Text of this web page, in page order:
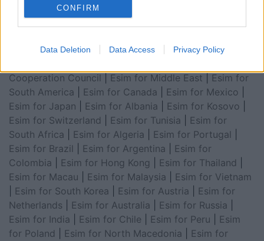
CONFIRM
Data Deletion Data Access Privacy Policy
Esim for World Cup 2026
Arabia|Esim for Egypt|Esim for United Arab
for China| Esim for United Kingdom |Esim for Africa
Cooperation Council
Esim for Middle East
Esim for
South America
Esim for Canada Esim for Mexico
Esim for Japan
Esim for Albania Esim for Kosovo
Esim for Switzerland
Esim for Tunisia
Esim for
South Africa
Esim for Algeria Esim for Portugal
Esim for Brazil
Esim for Argentina
Esim for
Colombia
Esim for Hong Kong Esim for Thailand
Esim for Macau
Esim for Malaysia
Esim for Vietnam
Esim for South Korea Esim for Austria
Esim for
Netherlands
Esim for Australia Esim for Russia
Esim for India
Esim for Chile Esim for Peru
Esim
for Poland
Esim for North Macedonia
Esim for